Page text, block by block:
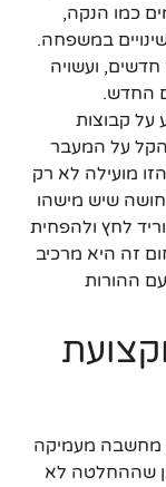
כמו הנקה,
במשפחה.
חדשים, ועשויה
החדש.
על קבוצות
על המעבר
מועילה לא רק
שיש מישהו
לחץ ולהפחית
זה היא מרכיב
ההורות
מחשבה מעמיקה
שההחלטה לא